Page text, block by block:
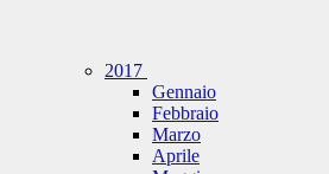
2017
Gennaio
Febbraio
Marzo
Aprile